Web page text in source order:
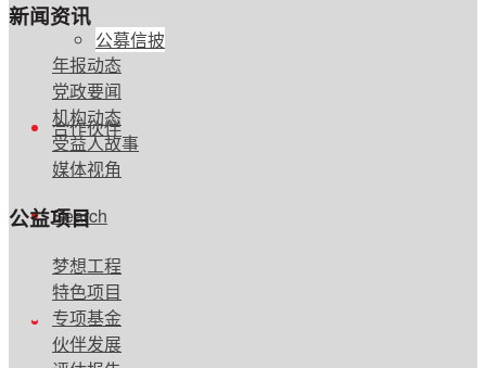
公募信披
合作伙伴
Search
新闻资讯
年报动态
党政要闻
机构动态
受益人故事
媒体视角
公益项目
梦想工程
特色项目
专项基金
伙伴发展